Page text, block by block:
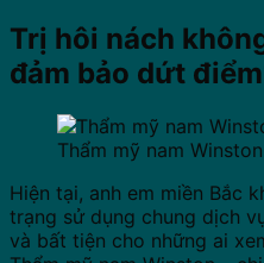
Trị hôi nách
đảm bảo dứt
Thẩm mỹ nam
Hiện tại, anh em miền Bắc
trạng sử dụng chung dịch
và bất tiện cho những ai